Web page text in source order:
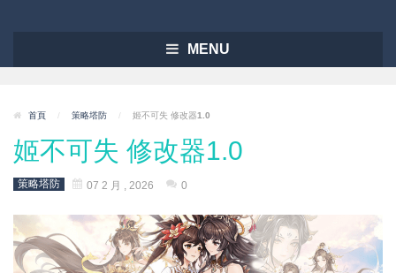
MENU
首頁 / 策略塔防 / 姬不可失 修改器1.0
姬不可失 修改器1.0
策略塔防 07 2 月 , 2026 0